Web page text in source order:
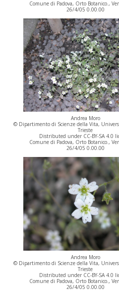
Comune di Padova, Orto Botanico.,
26/4/05 0.00.00
Andrea Moro
© Dipartimento di Scienze della Vita,
Trieste
Distributed under CC-BY-SA 4.0
Comune di Padova, Orto Botanico.,
26/4/05 0.00.00
Andrea Moro
© Dipartimento di Scienze della Vita,
Trieste
Distributed under CC-BY-SA 4.0
Comune di Padova, Orto Botanico.,
26/4/05 0.00.00